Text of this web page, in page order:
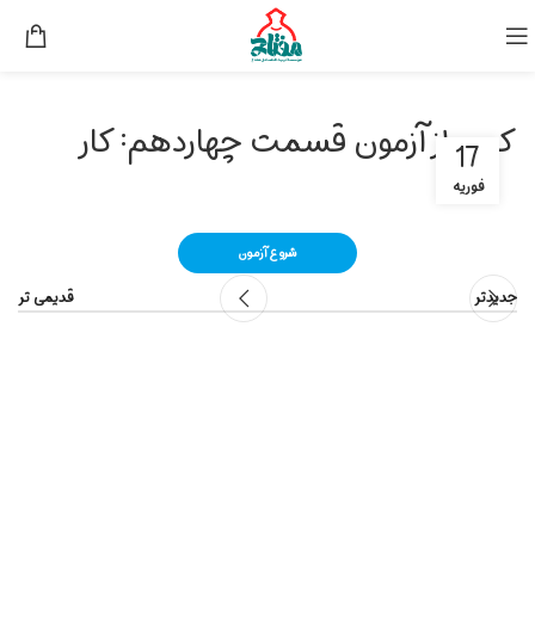
کپی از آزمون قسمت چهاردهم: کار
17
فوریه
جدیدتر قدیمی تر